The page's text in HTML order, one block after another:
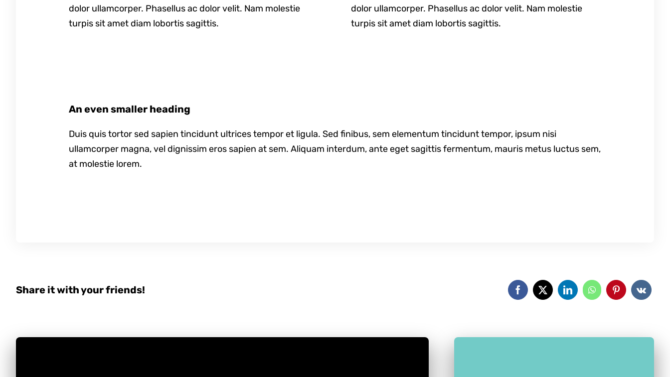
dolor ullamcorper. Phasellus ac dolor velit. Nam molestie
turpis sit amet diam lobortis sagittis.
dolor ullamcorper. Phasellus ac dolor velit. Nam molestie
turpis sit amet diam lobortis sagittis.
An even smaller heading
Duis quis tortor sed sapien tincidunt ultrices tempor et ligula. Sed finibus, sem elementum tincidunt tempor, ipsum nisi
ullamcorper magna, vel dignissim eros sapien at sem. Aliquam interdum, ante eget sagittis fermentum, mauris metus luctus sem,
at molestie lorem.
Share it with your friends!